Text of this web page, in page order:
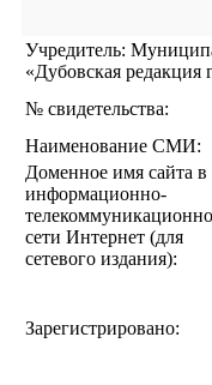
Учредитель:
«Дубовская редакция
№ свидетельства:
Наименование СМИ:
Доменное имя сайта в
информационно-
сети Интернет (для
сетевого издания):
Зарегистрировано: